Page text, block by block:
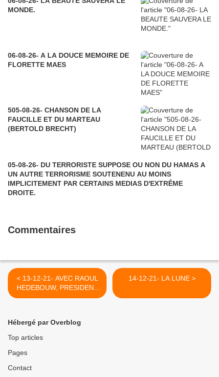
MONDE.
06-08-26- A LA DOUCE MEMOIRE DE
FLORETTE MAES
505-08-26- CHANSON DE LA
FAUCILLE ET DU MARTEAU
(BERTOLD BRECHT)
05-08-26- DU TERRORISTE SUPPOSE OU NON DU HAMAS A
UN AUTRE TERRORISME SOUTENENU AU MOINS
IMPLICITEMENT PAR CERTAINS MEDIAS D'EXTRÊME
DROITE.
Commentaires
< 13-12-21- AVEC RAOUL
HEDEBOUW, PRESIDENT
DU PARTI UNITAIRE
MALTRAITES PAR LES
SIONISTES ET LEURS
14-12-21- LA LUNE >
Hébergé par Overblog
Top articles
Pages
Contact